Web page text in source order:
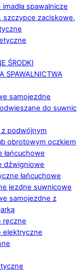
spawalnicze
szczypce zaciskowe,
ŚRODKI
SPAWALNICTWA
samojezdne
do suwnic
podwójnym
obrotowym oczkiem
łańcuchowe
dźwigniowe
łańcuchowe
jezdne suwnicowe
samojezdne z
ręczne
elektryczne